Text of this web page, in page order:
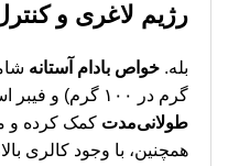
رژیم لاغری و
بله. خواص بادام آستانه
گرم در ۱۰۰ گرم) و فیبر است که به
طولانی‌مدت کمک کرده و
همچنین، با وجود کالری